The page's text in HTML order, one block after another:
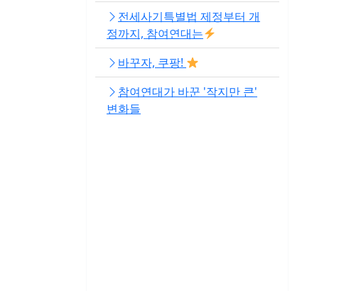
전세사기특별법 제정부터 개
정까지, 참여연대는
바꾸자, 쿠팡!
참여연대가 바꾼 '작지만 큰'
변화들